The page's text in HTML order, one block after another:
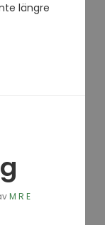
längre
M R E